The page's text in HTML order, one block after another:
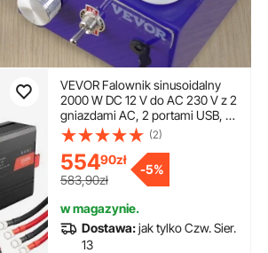
VEVOR Falownik sinusoidalny
2000 W DC 12 V do AC 230 V z 2
gniazdami AC, 2 portami USB, 1
portem typu C, wyświetlaczem
LCD i pilotem do urządzeń
gospodarstwa domowego
średniej wielkości
(2)
55490zł
583,90zł
-5%
w magazynie.
Dostawa:jak tylko Czw. Sier.
13